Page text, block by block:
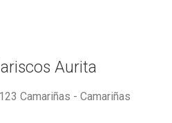
Aurita
Camariñas - Camariñas